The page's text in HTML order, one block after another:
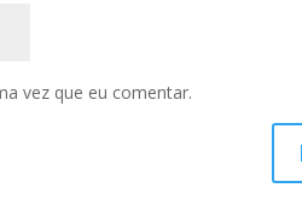
vez que eu comentar.